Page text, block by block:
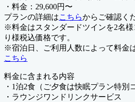
・料金：29,600円〜
プランの詳細はこちらからご確認く
※料金はスタンダードツインを2名様
り様税込価格です。
※宿泊日、ご利用人数によって料金
こちら
料金に含まれる内容
・1泊2食（ご夕食は快眠プラン特別
・ラウンジワンドリンクサービス